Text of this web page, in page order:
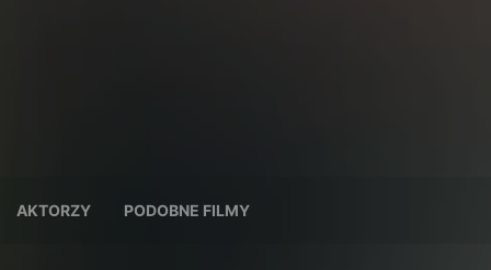
AKTORZY PODOBNE FILMY